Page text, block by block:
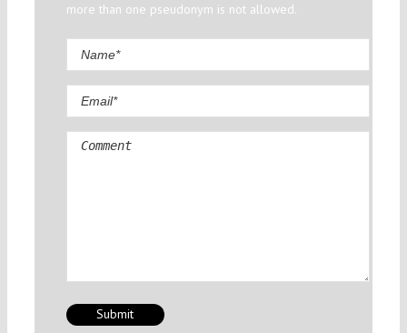
more than one pseudonym is not allowed.
Comment